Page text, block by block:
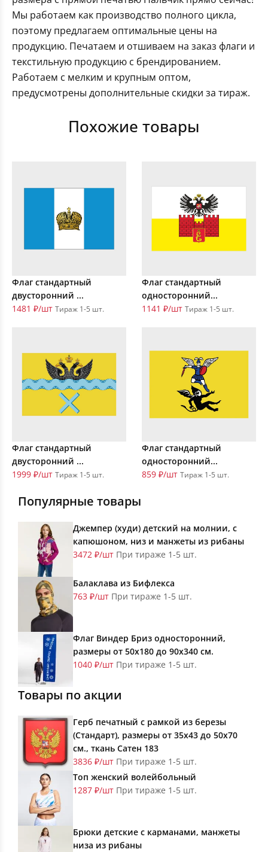
Мы работаем как производство полного цикла,
поэтому предлагаем оптимальные цены на
продукцию. Печатаем и отшиваем на заказ флаги и
текстильную продукцию с брендированием.
Работаем с мелким и крупным оптом,
предусмотрены дополнительные скидки за тираж.
Похожие товары
Флаг стандартный
двусторонний ...
1481 ₽/шт Тираж 1-5 шт.
Флаг стандартный
односторонний...
1141 ₽/шт Тираж 1-5 шт.
Флаг стандартный
двусторонний ...
1999 ₽/шт Тираж 1-5 шт.
Флаг стандартный
односторонний...
859 ₽/шт Тираж 1-5 шт.
Популярные товары
Джемпер (худи) детский на молнии, с
капюшоном, низ и манжеты из рибаны
3472 ₽/шт При тираже 1-5 шт.
Балаклава из Бифлекса
763 ₽/шт При тираже 1-5 шт.
Флаг Виндер Бриз односторонний,
размеры от 50х180 до 90х340 см.
1040 ₽/шт При тираже 1-5 шт.
Товары по акции
Герб печатный с рамкой из березы
(Стандарт), размеры от 35х43 до 50х70
см., ткань Сатен 183
3836 ₽/шт При тираже 1-5 шт.
Топ женский волейбольный
1287 ₽/шт При тираже 1-5 шт.
Брюки детские с карманами, манжеты
низа из рибаны